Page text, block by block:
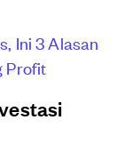
Ini 3 Alasan
Profit